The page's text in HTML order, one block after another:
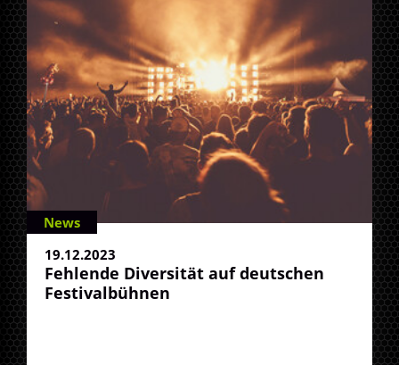
News
19.12.2023
Fehlende Diversität auf deutschen
Festivalbühnen